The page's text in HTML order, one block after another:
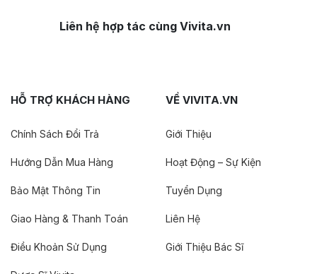
Liên hệ hợp tác cùng Vivita.vn
HỖ TRỢ KHÁCH HÀNG
Chính Sách Đổi Trả
Hướng Dẫn Mua Hàng
Bảo Mật Thông Tin
Giao Hàng & Thanh Toán
Điều Khoản Sử Dụng
VỀ VIVITA.VN
Giới Thiệu
Hoạt Động – Sự Kiện
Tuyển Dụng
Liên Hệ
Giới Thiệu Bác Sĩ